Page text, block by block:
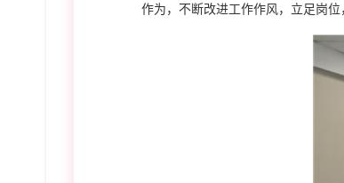
作为，不断改进工作作风，立足岗位